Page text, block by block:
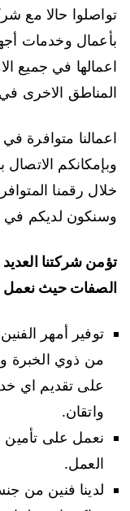
تواصلوا حالا مع
بأعمال وخدمات
اعمالها في جميع
المناطق الاخرى
خلال رقمنا
وسنكون لديكم
تؤمن شركتنا
الصفات حيث
توفير أمهر
من ذوي الخبرة
على تقديم اي
واتقان.
نعمل على تأمين
العمل.
لدينا فنين من